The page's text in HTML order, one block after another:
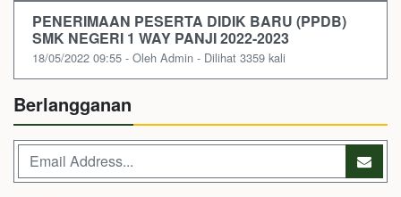
PENERIMAAN PESERTA DIDIK BARU (PPDB)
SMK NEGERI 1 WAY PANJI 2022-2023
18/05/2022 09:55 - Oleh Admin - Dilihat 3359 kali
Berlangganan